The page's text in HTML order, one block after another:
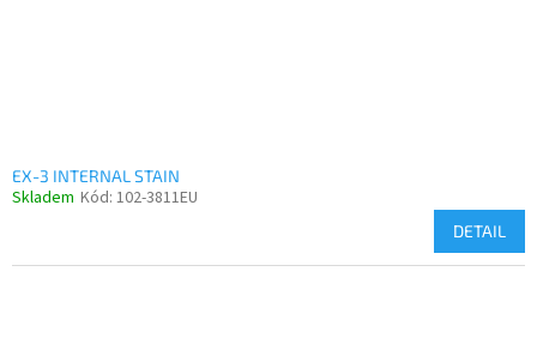
EX-3 INTERNAL STAIN
Skladem Kód: 102-3811EU
DETAIL